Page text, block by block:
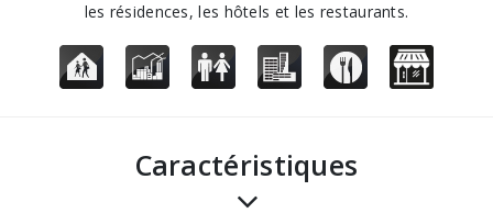
les résidences, les hôtels et les restaurants.
Caractéristiques